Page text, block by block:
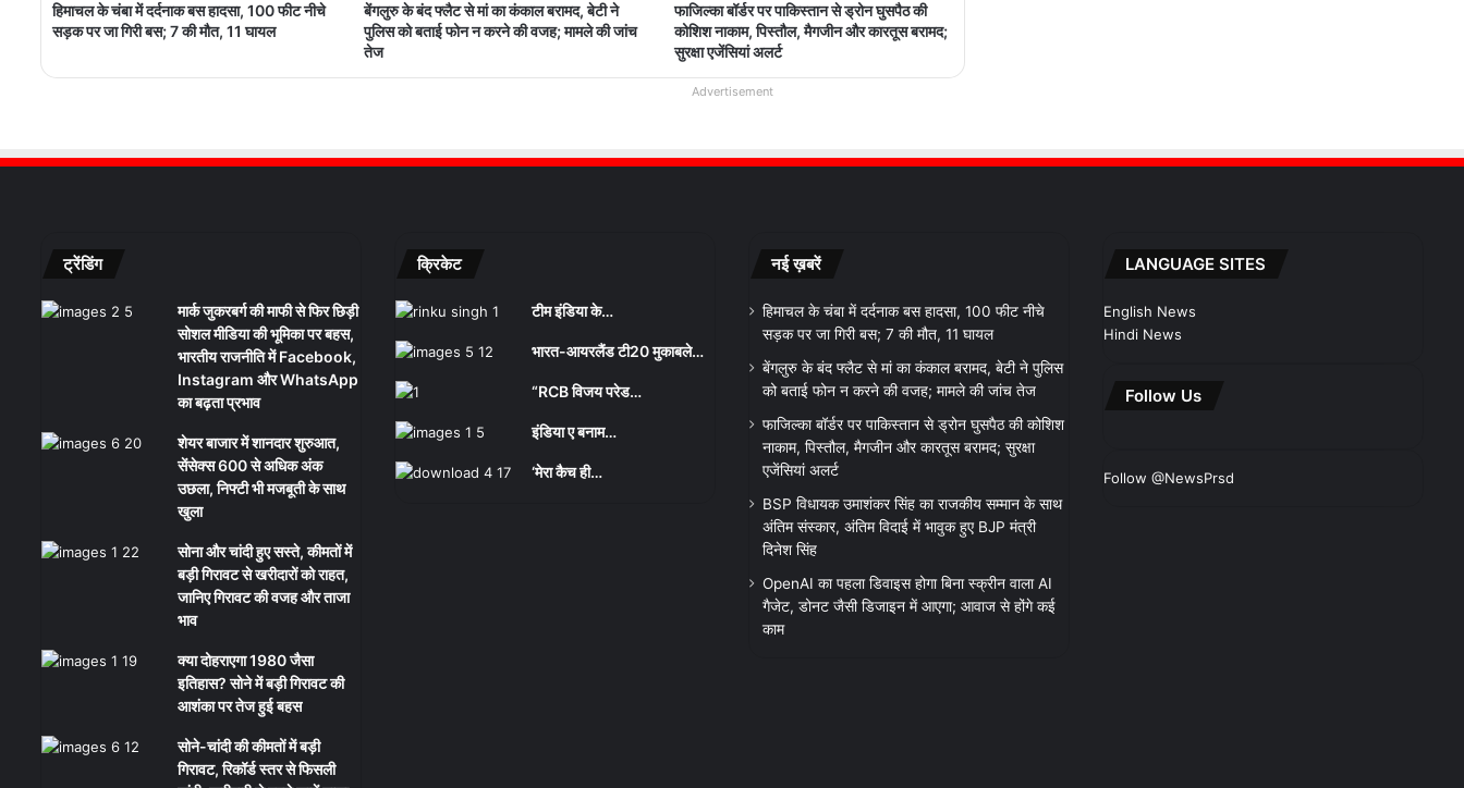
हिमाचल के चंबा में दर्दनाक बस हादसा, 100 फीट नीचे
सड़क पर जा गिरी बस; 7 की मौत, 11 घायल
बेंगलुरु के बंद फ्लैट से मां का कंकाल बरामद, बेटी ने
पुलिस को बताई फोन न करने की वजह; मामले की जांच
तेज
फाजिल्का बॉर्डर पर पाकिस्तान से ड्रोन घुसपैठ की
कोशिश नाकाम, पिस्तौल, मैगजीन और कारतूस बरामद;
सुरक्षा एजेंसियां अलर्ट
Advertisement
ट्रेंडिंग
मार्क जुकरबर्ग की माफी से फिर छिड़ी
सोशल मीडिया की भूमिका पर बहस,
भारतीय राजनीति में Facebook,
Instagram और WhatsApp
का बढ़ता प्रभाव
शेयर बाजार में शानदार शुरुआत,
सेंसेक्स 600 से अधिक अंक
उछला, निफ्टी भी मजबूती के साथ
खुला
सोना और चांदी हुए सस्ते, कीमतों में
बड़ी गिरावट से खरीदारों को राहत,
जानिए गिरावट की वजह और ताजा
भाव
क्या दोहराएगा 1980 जैसा
इतिहास? सोने में बड़ी गिरावट की
आशंका पर तेज हुई बहस
सोने-चांदी की कीमतों में बड़ी
गिरावट, रिकॉर्ड स्तर से फिसली
क्रिकेट
टीम इंडिया के…
भारत-आयरलैंड टी20 मुकाबले…
“RCB विजय परेड…
इंडिया ए बनाम…
‘मेरा कैच ही…
नई ख़बरें
हिमाचल के चंबा में दर्दनाक बस हादसा, 100 फीट नीचे
सड़क पर जा गिरी बस; 7 की मौत, 11 घायल
बेंगलुरु के बंद फ्लैट से मां का कंकाल बरामद, बेटी ने पुलिस
को बताई फोन न करने की वजह; मामले की जांच तेज
फाजिल्का बॉर्डर पर पाकिस्तान से ड्रोन घुसपैठ की कोशिश
नाकाम, पिस्तौल, मैगजीन और कारतूस बरामद; सुरक्षा
एजेंसियां अलर्ट
BSP विधायक उमाशंकर सिंह का राजकीय सम्मान के साथ
अंतिम संस्कार, अंतिम विदाई में भावुक हुए BJP मंत्री
दिनेश सिंह
OpenAI का पहला डिवाइस होगा बिना स्क्रीन वाला AI
गैजेट, डोनट जैसी डिजाइन में आएगा; आवाज से होंगे कई
काम
LANGUAGE SITES
English News
Hindi News
Follow Us
Follow @NewsPrsd